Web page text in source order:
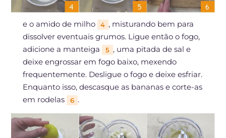
e o amido de milho 4 , misturando bem para
dissolver eventuais grumos. Ligue então o fogo,
adicione a manteiga
5 , uma pitada de sal e
deixe engrossar em fogo baixo, mexendo
frequentemente. Desligue o fogo e deixe esfriar.
Enquanto isso, descasque as bananas e corte-as
em rodelas
6 .